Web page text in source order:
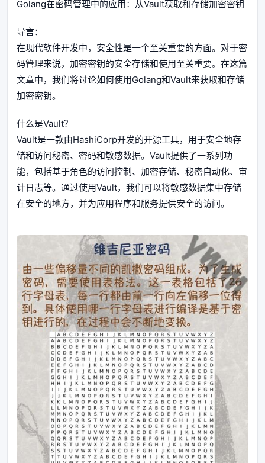
Golang在密码管理中的应用：从Vault获取和存储加密密钥
导言：
在现代软件开发中，安全性是一个至关重要的方面。对于密
码管理来说，加密密钥的安全存储和使用至关重要。在这篇
文章中，我们将讨论如何使用Golang和Vault来获取和存储
加密密钥。
什么是Vault？
Vault是一款由HashiCorp开发的开源工具，用于安全地存
储和访问秘密、密码和敏感数据。Vault提供了一系列功
能，包括基于角色的访问控制、加密存储、秘密自动化、审
计日志等。通过使用Vault，我们可以将敏感数据集中存储
在安全的地方，并为应用程序和服务提供安全的访问。